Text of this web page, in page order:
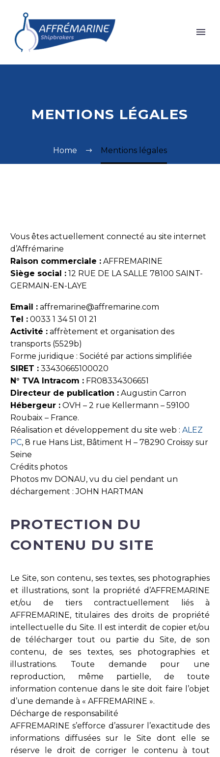
MENTIONS LÉGALES
Home Mentions légales
Vous êtes actuellement connecté au site internet
d’Affrémarine
Raison commerciale : AFFREMARINE
Siège social : 12 RUE DE LA SALLE 78100 SAINT-
GERMAIN-EN-LAYE
Email : affremarine@affremarine.com
Tel : 0033 1 34 51 01 21
Activité : affrètement et organisation des
transports (5529b)
Forme juridique : Société par actions simplifiée
SIRET : 33430665100020
N° TVA Intracom : FR08334306651
Directeur de publication : Augustin Carron
Hébergeur : OVH – 2 rue Kellermann – 59100
Roubaix – France.
Réalisation et développement du site web : ALEZ
PC, 8 rue Hans List, Bâtiment H – 78290 Croissy sur
Seine
Crédits photos
Photos mv DONAU, vu du ciel pendant un
déchargement : JOHN HARTMAN
PROTECTION DU
CONTENU DU SITE
Le Site, son contenu, ses textes, ses photographies
et illustrations, sont la propriété d’AFFREMARINE
et/ou de tiers contractuellement liés à
AFFREMARINE, titulaires des droits de propriété
intellectuelle du Site. Il est interdit de copier et/ou
de télécharger tout ou partie du Site, de son
contenu, de ses textes, ses photographies et
illustrations. Toute demande pour une
reproduction, même partielle, de toute
information contenue dans le site doit faire l’objet
d’une demande à « AFFREMARINE ».
Décharge de responsabilité
AFFREMARINE s’efforce d’assurer l’exactitude des
informations diffusées sur le Site dont elle se
réserve le droit de corriger le contenu à tout